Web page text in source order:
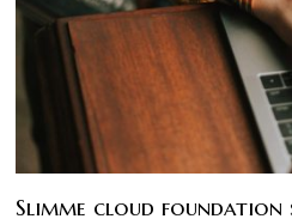
Slimme cloud foundation